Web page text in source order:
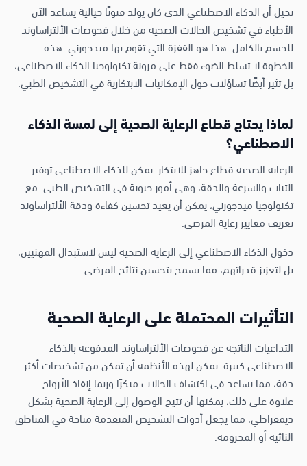
تخيل أن الذكاء الاصطناعي الذي كان يولد فنونًا خيالية يساعد الآن
الأطباء في تشخيص الحالات الصحية من خلال فحوصات الألتراساوند
للجسم بالكامل. هذا هو القفزة التي تقوم بها ميدجورني. هذه
الخطوة لا تسلط الضوء فقط على مرونة تكنولوجيا الذكاء الاصطناعي،
بل تثير أيضًا تساؤلات حول الإمكانيات الابتكارية في التشخيص الطبي.
لماذا يحتاج قطاع الرعاية الصحية إلى لمسة الذكاء
الاصطناعي؟
الرعاية الصحية قطاع جاهز للابتكار. يمكن للذكاء الاصطناعي توفير
الثبات والسرعة والدقة، وهي أمور حيوية في التشخيص الطبي. مع
تكنولوجيا ميدجورني، يمكن أن يعيد تحسين كفاءة ودقة الألتراساوند
تعريف معايير رعاية المرضى.
دخول الذكاء الاصطناعي إلى الرعاية الصحية ليس لاستبدال المهنيين،
بل لتعزيز قدراتهم، مما يسمح بتحسين نتائج المرضى.
التأثيرات المحتملة على الرعاية الصحية
التداعيات الناتجة عن فحوصات الألتراساوند المدفوعة بالذكاء
الاصطناعي كبيرة. يمكن لهذه الأنظمة أن تمكن من تشخيصات أكثر
دقة، مما يساعد في اكتشاف الحالات مبكرًا وربما إنقاذ الأرواح.
علاوة على ذلك، يمكنها أن تتيح الوصول إلى الرعاية الصحية بشكل
ديمقراطي، مما يجعل أدوات التشخيص المتقدمة متاحة في المناطق
النائية أو المحرومة.